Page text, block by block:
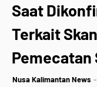
Saat
Terkait
Pemecatan
Nusa Kalimantan News